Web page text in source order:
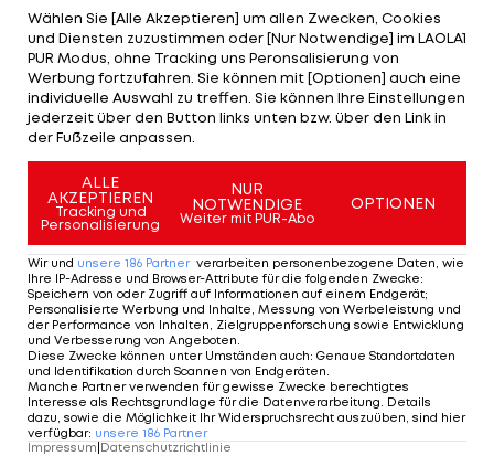
Rückstand hinter Romain Grosjean auf Rang vier
ein. Lewis Hamilton belegt Rang sechs (+0,310 Sek.).
Im Gegensatz zu den beiden Trainings am Freitag
geht die dritte Trainings-Session bei trockener
Strecke über die Bühne. Das Qualifying findet um
14 Uhr statt.
Mehr zum Thema
Wählen Sie [Alle Akzeptieren] um allen Zwecken, Cookies
und Diensten zuzustimmen oder [Nur Notwendige] im LAOLA1
PUR Modus, ohne Tracking uns Peronsalisierung von
Werbung fortzufahren. Sie können mit [Optionen] auch eine
individuelle Auswahl zu treffen. Sie können Ihre Einstellungen
jederzeit über den Button links unten bzw. über den Link in
der Fußzeile anpassen.
ALLE
AKZEPTIEREN
Tracking und
Personalisierung
NUR
NOTWENDIGE
Weiter mit PUR-Abo
OPTIONEN
Wir und unsere 186 Partner verarbeiten personenbezogene Daten, wie
Ihre IP-Adresse und Browser-Attribute für die folgenden Zwecke:
Speichern von oder Zugriff auf Informationen auf einem Endgerät;
Personalisierte Werbung und Inhalte, Messung von Werbeleistung und
der Performance von Inhalten, Zielgruppenforschung sowie Entwicklung
und Verbesserung von Angeboten.
Diese Zwecke können unter Umständen auch: Genaue Standortdaten
und Identifikation durch Scannen von Endgeräten.
Manche Partner verwenden für gewisse Zwecke berechtigtes
Interesse als Rechtsgrundlage für die Datenverarbeitung. Details
dazu, sowie die Möglichkeit Ihr Widerspruchsrecht auszuüben, sind hier
verfügbar: unsere 186 Partner
Impressum Datenschutzrichtlinie